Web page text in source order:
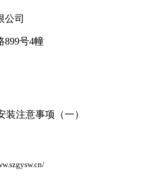
公司
899号4幢
装注意事项（一）